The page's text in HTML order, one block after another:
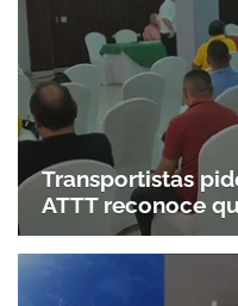
Gracias por
Transportistas
ATTT reconoce